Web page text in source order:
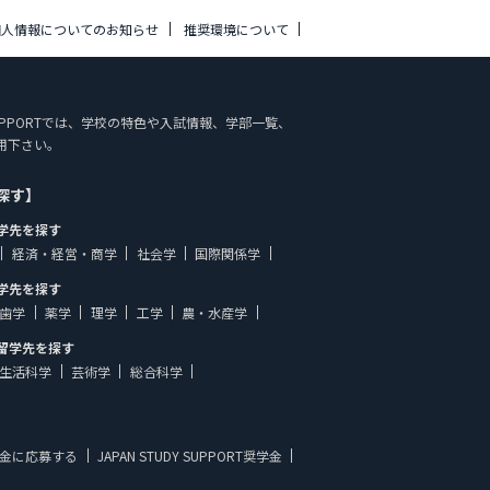
情報についてのお知らせ 推奨環境について
では、学校の特色や入試情報、学部一覧、
さい。
】
先を探す
経済・経営・商学
社会学
国際関係学
先を探す
学
薬学 理学 工学
農・水産学
学先を探す
生活科学
芸術学 総合科学
に応募する JAPAN STUDY SUPPORT奨学金